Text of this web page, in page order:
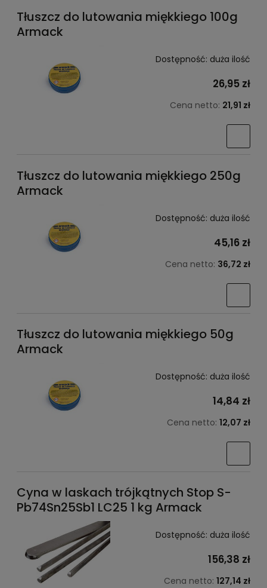
Tłuszcz do lutowania miękkiego 100g
Armack
Dostępność: duża ilość
26,95 zł
Cena netto: 21,91 zł
Tłuszcz do lutowania miękkiego 250g
Armack
Dostępność: duża ilość
45,16 zł
Cena netto: 36,72 zł
Tłuszcz do lutowania miękkiego 50g
Armack
Dostępność: duża ilość
14,84 zł
Cena netto: 12,07 zł
Cyna w laskach trójkątnych Stop S-
Pb74Sn25Sb1 LC25 1 kg Armack
Dostępność: duża ilość
156,38 zł
Cena netto: 127,14 zł